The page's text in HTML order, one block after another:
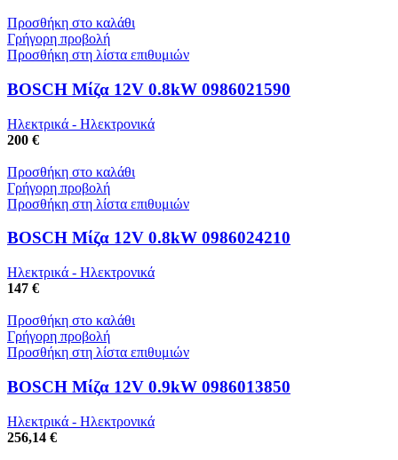
Προσθήκη στο καλάθι
Γρήγορη προβολή
Προσθήκη στη λίστα επιθυμιών
BOSCH Μίζα 12V 0.8kW 0986021590
Ηλεκτρικά - Ηλεκτρονικά
200 €
Προσθήκη στο καλάθι
Γρήγορη προβολή
Προσθήκη στη λίστα επιθυμιών
BOSCH Μίζα 12V 0.8kW 0986024210
Ηλεκτρικά - Ηλεκτρονικά
147 €
Προσθήκη στο καλάθι
Γρήγορη προβολή
Προσθήκη στη λίστα επιθυμιών
BOSCH Μίζα 12V 0.9kW 0986013850
Ηλεκτρικά - Ηλεκτρονικά
256,14 €